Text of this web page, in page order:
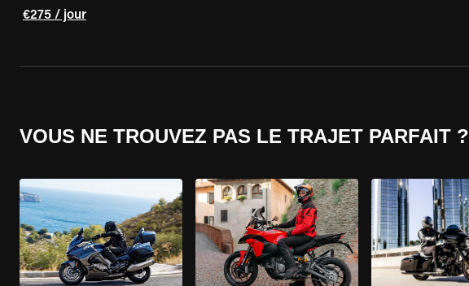
€275 / jour
VOUS NE TROUVEZ PAS LE TRAJET PARFAIT ?